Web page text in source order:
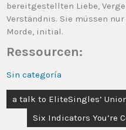
bereitgestellten Liebe,
Verständnis. Sie müssen
Morde, initial.
Ressourcen:
Sin categoría
a talk to EliteSingles’
Six Indicators You’re